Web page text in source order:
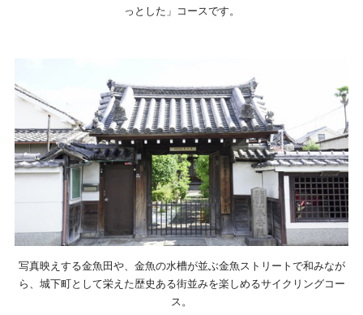
っとした」コースです。
写真映えする金魚田や、金魚の水槽が並ぶ金魚ストリートで和みなが
ら、城下町として栄えた歴史ある街並みを楽しめるサイクリングコー
ス。